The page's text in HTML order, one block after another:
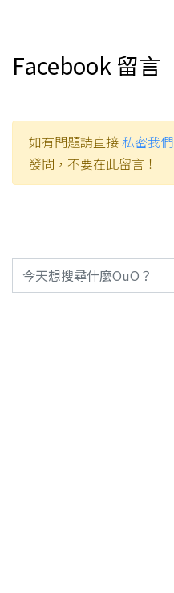
Facebook 留言
如有問題請直接私密我們
發問，不要在此留言！